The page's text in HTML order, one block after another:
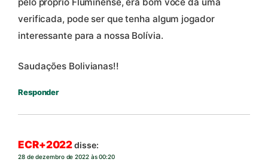
verificada, pode ser que tenha algum jogador
interessante para a nossa Bolívia.
Saudações Bolivianas!!
Responder
ECR+2022disse:
28 de dezembro de 2022 às 00:20